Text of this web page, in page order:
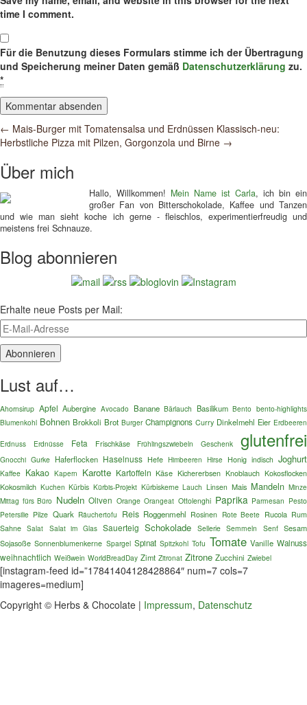
time I comment.
Für die Benutzung dieses Formulars stimme ich der Übertragung
und Speicherung meiner Daten gemäß Datenschutzerklärung zu.
*
Post
navigation
← Mais-Burger mit Tomatensalsa und Erdnüssen Klassisch-neu:
Herbstliche Pizza mit Pilzen, Gorgonzola und Birne →
Über mich
Hallo, Willkommen! Mein Name ist Carla, ich bin ein
großer Fan von Bitterschokolade, Kaffee und Tanzen
und wie man sieht koche ich gerne - fleischlos, experimentierfreudig und
meistens frei Schnauze.
Blog abonnieren
Erhalte neue Posts per Mail:
Lust auf…
Ahornsirup Apfel Aubergine Avocado Banane Bärlauch Basilikum Bento bento-highlights
Blumenkohl Bohnen Brokkoli Brot Burger Champignons Curry Dinkelmehl Eier Erdbeeren
Erdnuss Erdnüsse Feta Frischkäse Frühlingszwiebeln Geschenk glutenfrei
Gnocchi Gurke Haferflocken Haselnuss Hefe Himbeeren Hirse Honig indisch Joghurt
Kaffee Kakao Kapern Karotte Kartoffeln Käse Kichererbsen Knoblauch Kokosflocken
Kokosmilch Kuchen Kürbis Kürbis-Projekt Kürbiskerne Lauch Linsen Mais Mandeln Minze
Mittag fürs Büro Nudeln Oliven Orange Orangeat Ottolenghi Paprika Parmesan Pesto
Petersilie Pilze Quark Räuchertofu Reis Roggenmehl Rosinen Rote Beete Rucola Rum
Sahne
Salat Salat im Glas Sauerteig Schokolade Sellerie Semmeln Senf Sesam
Sojasoße Sonnenblumenkerne Spargel Spinat Spitzkohl Tofu Tomate Vanille Walnuss
weihnachtlich Weißwein WorldBreadDay Zimt Zitronat Zitrone Zucchini Zwiebel
[instagram-feed id=”17841404128428864″ num=7 cols=7
imageres=medium]
Copyright © Herbs & Chocolate | Impressum, Datenschutz